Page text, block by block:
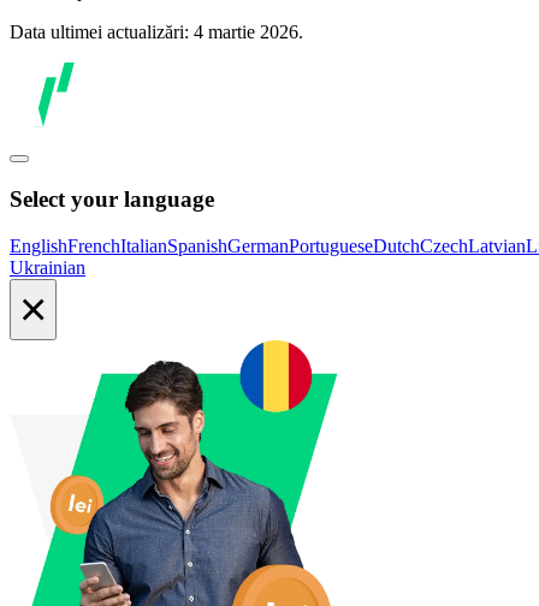
Data ultimei actualizări: 4 martie 2026.
Select your language
EnglishFrenchItalianSpanishGermanPortugueseDutchCzechLatvian
Ukrainian
×